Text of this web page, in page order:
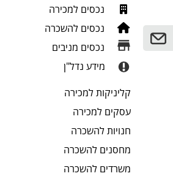
נכסים למכירה
נכסים להשכרה
נכסים מניבים
מידע נדל"ן
קליניקותלמכירה
עסקים למכירה
חנויותלהשכרה
מחסנים להשכרה
משרדים להשכרה